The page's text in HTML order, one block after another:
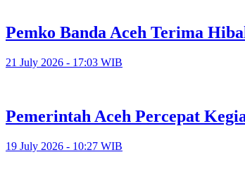
Pemko Banda Aceh Terima
21 July 2026 - 17:03 WIB
Pemerintah Aceh Percepat
19 July 2026 - 10:27 WIB